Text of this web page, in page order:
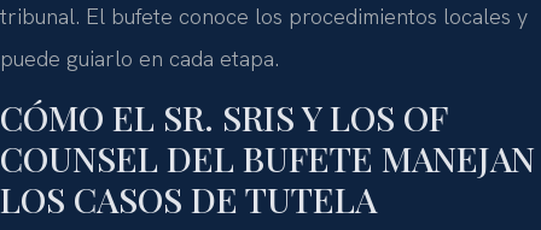
tribunal. El bufete conoce los procedimientos locales y
puede guiarlo en cada etapa.
CÓMO EL SR. SRIS Y LOS OF
COUNSEL DEL BUFETE MANEJAN
LOS CASOS DE TUTELA